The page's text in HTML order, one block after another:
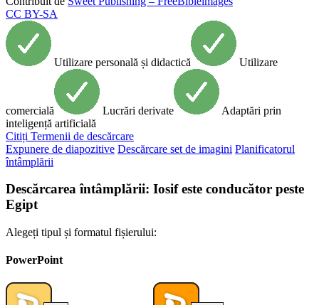
CC BY-SA
Utilizare personală și didactică Utilizare
comercială Lucrări derivate
Adaptări prin
inteligență artificială
Citiți Termenii de descărcare
Expunere de diapozitive Descărcare set de imagini Planificatorul
întâmplării
Descărcarea întâmplării: Iosif este conducător peste
Egipt
Alegeți tipul și formatul fișierului:
PowerPoint